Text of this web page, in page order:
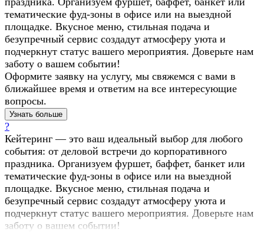
тематические фуд-зоны в офисе или на выездной
площадке. Вкусное меню, стильная подача и
безупречный сервис создадут атмосферу уюта и
подчеркнут статус вашего мероприятия. Доверьте нам
заботу о вашем событии!
Оформите заявку на услугу, мы свяжемся с вами в
ближайшее время и ответим на все интересующие
вопросы.
Узнать больше
?
Кейтеринг — это ваш идеальный выбор для любого
события: от деловой встречи до корпоративного
праздника. Организуем фуршет, баффет, банкет или
тематические фуд-зоны в офисе или на выездной
площадке. Вкусное меню, стильная подача и
безупречный сервис создадут атмосферу уюта и
подчеркнут статус вашего мероприятия. Доверьте нам
заботу о вашем событии!